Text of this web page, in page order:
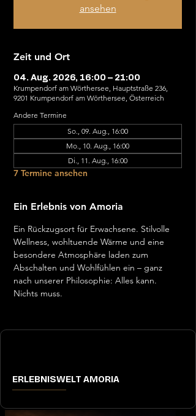
ansehen
Zeit und Ort
04. Aug. 2026, 16:00 – 21:00
Krumpendorf am Wörthersee, Hauptstraße 236,
9201 Krumpendorf am Wörthersee, Österreich
Andere Termine
So., 09. Aug., 16:00
Mo., 10. Aug., 16:00
Di., 11. Aug., 16:00
7 Termine ansehen
Ein Erlebnis von Amoria
Ein Rückzugsort für Erwachsene. Stilvolle
Wellness, wohltuende Wärme und eine
besondere Atmosphäre laden zum
Abschalten und Wohlfühlen ein – ganz
nach unserer Philosophie: Alles kann.
Nichts muss.
ERLEBNISWELT AMORIA